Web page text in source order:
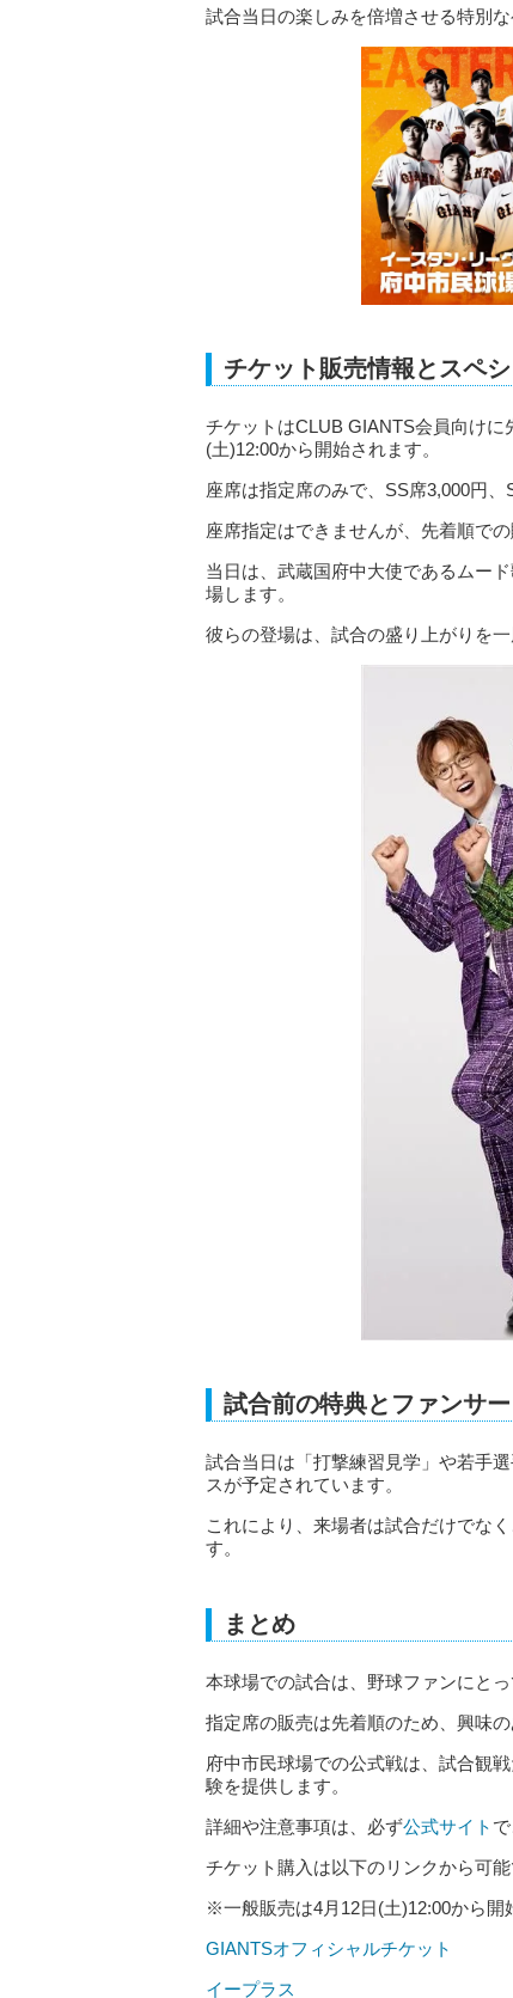
試合当日の楽しみを倍増させる特別
チケット販売情報とスペ
チケットはCLUB GIANTS会員向けに
(土)12:00から開始されます。
座席は指定席のみで、SS席3,000円、
座席指定はできませんが、先着順での
当日は、武蔵国府中大使であるムー
場します。
彼らの登場は、試合の盛り上がりを
試合前の特典とファンサ
試合当日は「打撃練習見学」や若手
スが予定されています。
これにより、来場者は試合だけでな
す。
まとめ
本球場での試合は、野球ファンにと
指定席の販売は先着順のため、興味
府中市民球場での公式戦は、試合観
験を提供します。
詳細や注意事項は、必ず公式サイト
チケット購入は以下のリンクから可能
※一般販売は4月12日(土)12:00から開
GIANTSオフィシャルチケット
イープラス